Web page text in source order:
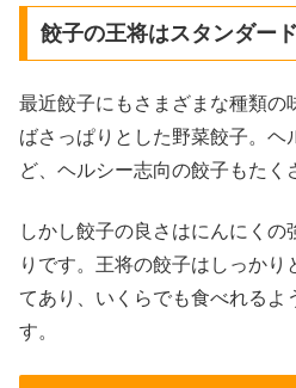
餃子の王将はスタンダー
最近餃子にもさまざまな種類の
ばさっぱりとした野菜餃子。ヘ
ど、ヘルシー志向の餃子もたく
しかし餃子の良さはにんにくの
りです。王将の餃子はしっか
てあり、いくらでも食べれるよ
す。